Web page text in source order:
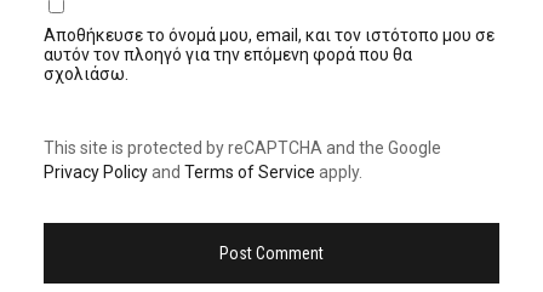
Αποθήκευσε το όνομά μου, email, και τον ιστότοπο μου σε
αυτόν τον πλοηγό για την επόμενη φορά που θα
σχολιάσω.
This site is protected by reCAPTCHA and the Google
Privacy Policyand Terms of Service apply.